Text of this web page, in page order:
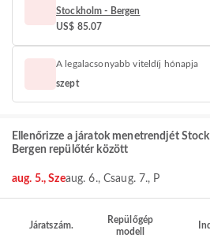
Stockholm - Bergen
US$ 85.07
A legalacsonyabb viteldíj hónapja
szept
Ellenőrizze a járatok menetrendjét
Bergen repülőtér között
aug. 5., Szeaug. 6., Csaug. 7., P
Járatszám.
Repülőgép
modell